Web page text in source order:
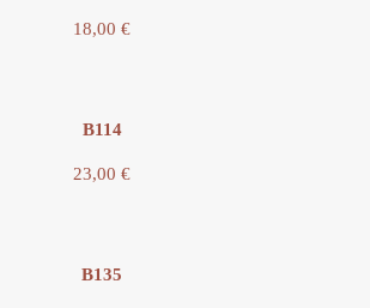
18,00 €
Β114
23,00 €
B135